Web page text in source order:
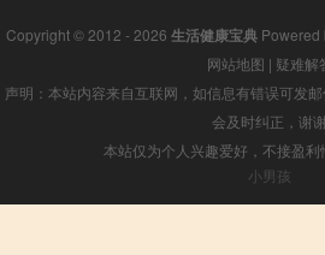
Copyright © 2012 - 2026 生活健康宝典Powered
网站地图 | 疑难解
声明：本站内容来自互联网，如信息有错误可发
会及时纠正，谢谢
本站仅为个人兴趣爱好，不接盈
小男孩